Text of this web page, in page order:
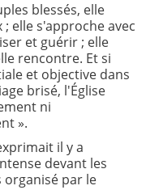
blessés, elle
elle s'approche avec
et guérir ; elle
rencontre. Et si
et objective dans
brisé, l'Église
ni
».
il y a
devant les
par le